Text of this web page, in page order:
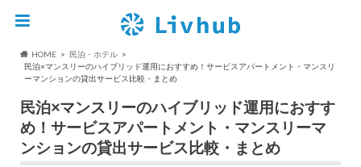
HOME
民泊・ホテル
民泊×マンスリーのハイブリッド運用におすすめ！サービスアパートメント・マンスリ
ーマンションの貸出サービス比較・まとめ
民泊×マンスリーのハイブリッド運用におすす
め！サービスアパートメント・マンスリーマ
ンションの貸出サービス比較・まとめ